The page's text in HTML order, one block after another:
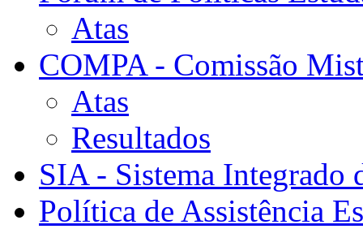
Atas
COMPA - Comissão
Atas
Resultados
SIA - Sistema Integrado
Política de Assistência